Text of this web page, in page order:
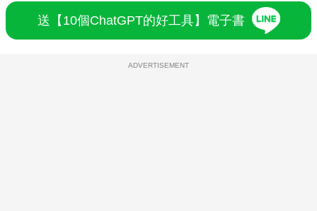
送【10個ChatGPT的好工具】電子書
ADVERTISEMENT